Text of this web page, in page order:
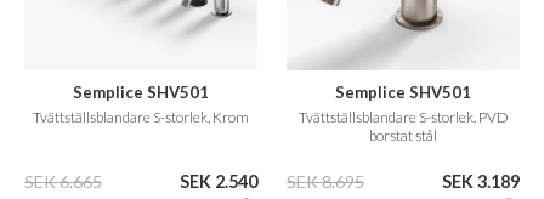
Semplice SHV501
Tvättställsblandare S-storlek, Krom
SEK 6.665 SEK 2.540
Semplice SHV501
Tvättställsblandare S-storlek, PVD
borstat stål
SEK 8.695 SEK 3.189